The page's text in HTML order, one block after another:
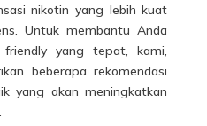
nikotin yang lebih kuat
Untuk membantu Anda
friendly yang tepat, kami,
beberapa rekomendasi
yang akan meningkatkan